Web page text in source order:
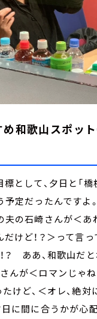
和歌山スポッ
として、夕日と「橋
予定だったんです
夫の石崎さんが＜
けど！？＞って言
？ ああ、和歌山だと
んが＜ロマンじゃね
たけど、＜オレ、絶
日に間に合うかが心